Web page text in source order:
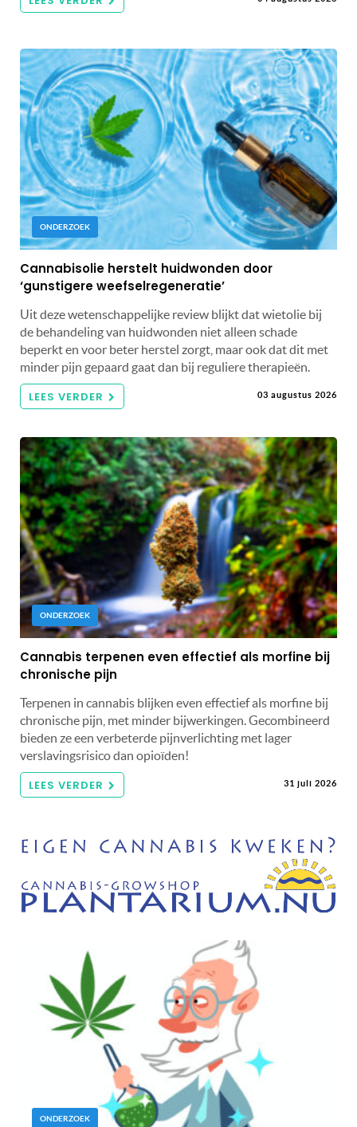
ONDERZOEK
Cannabisolie herstelt huidwonden door
‘gunstigere weefselregeneratie’
Uit deze wetenschappelijke review blijkt dat wietolie bij
de behandeling van huidwonden niet alleen schade
beperkt en voor beter herstel zorgt, maar ook dat dit met
minder pijn gepaard gaat dan bij reguliere therapieën.
LEES VERDER 03 augustus 2026
ONDERZOEK
Cannabis terpenen even effectief als morfine bij
chronische pijn
Terpenen in cannabis blijken even effectief als morfine bij
chronische pijn, met minder bijwerkingen. Gecombineerd
bieden ze een verbeterde pijnverlichting met lager
verslavingsrisico dan opioïden!
LEES VERDER 31 juli 2026
ONDERZOEK